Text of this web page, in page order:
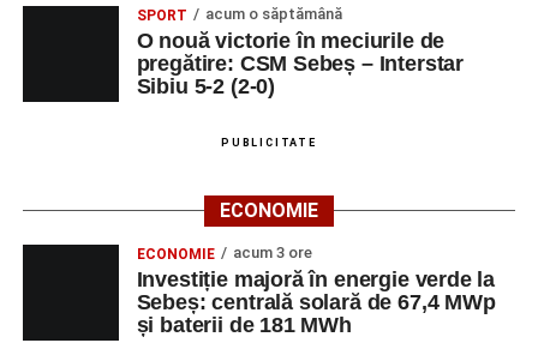
SPORT acum o săptămână
O nouă victorie în meciurile de
pregătire: CSM Sebeș – Interstar
Sibiu 5-2 (2-0)
PUBLICITATE
ECONOMIE
ECONOMIE acum 3 ore
Investiție majoră în energie verde la
Sebeș: centrală solară de 67,4 MWp
și baterii de 181 MWh